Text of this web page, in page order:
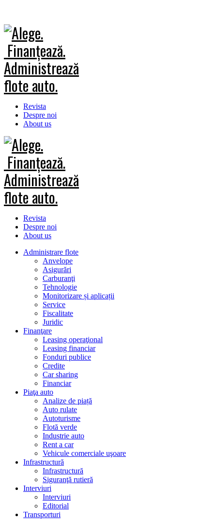
Revista
Despre noi
About us
Revista
Despre noi
About us
Administrare flote
Anvelope
Asigurări
Carburanţi
Tehnologie
Monitorizare și aplicații
Service
Fiscalitate
Juridic
Finanţare
Leasing operaţional
Leasing financiar
Fonduri publice
Credite
Car sharing
Financiar
Piaţa auto
Analize de piață
Auto rulate
Autoturisme
Flotă verde
Industrie auto
Rent a car
Vehicule comerciale uşoare
Infrastructură
Infrastructură
Siguranţă rutieră
Interviuri
Interviuri
Editorial
Transporturi